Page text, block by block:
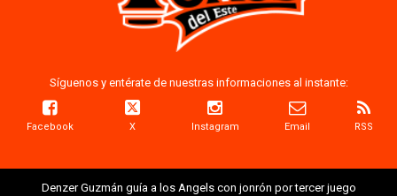
Síguenos y entérate de nuestras informaciones al instante:
Facebook X Instagram Email RSS
Denzer Guzmán guía a los Angels con jonrón por tercer juego